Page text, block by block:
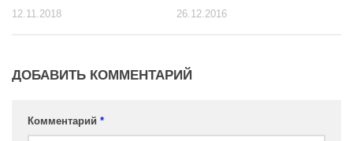
12.11.2018 26.12.2016
ДОБАВИТЬ КОММЕНТАРИЙ
Комментарий *